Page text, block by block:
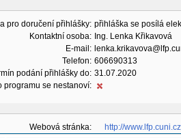
pro doručení přihlášky: přihláška se posílá
Kontaktní osoba: Ing. Lenka Křikavová
E-mail:
Telefon: 606690313
podání přihlášky do: 31.07.2020
programu se nestanoví:
Webová stránka:
http://